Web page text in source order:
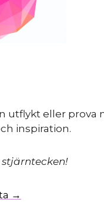
utflykt eller prova
inspiration.
→